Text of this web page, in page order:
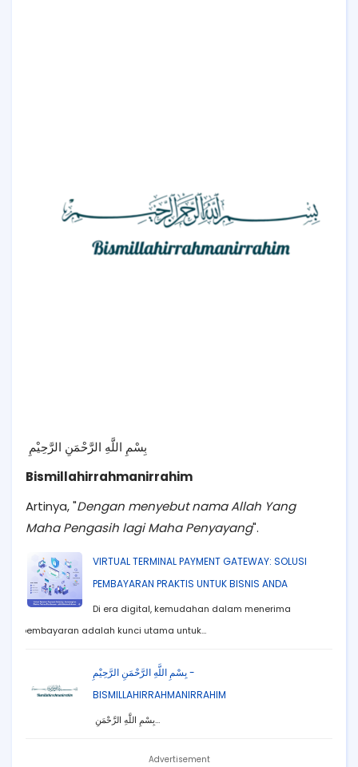
بِسْمِ اللَّهِ الرَّحْمَنِ الرَّحِيْمِ
Bismillahirrahmanirrahim
Artinya, "Dengan menyebut nama Allah Yang
Maha Pengasih lagi Maha Penyayang".
VIRTUAL TERMINAL PAYMENT GATEWAY: SOLUSI
PEMBAYARAN PRAKTIS UNTUK BISNIS ANDA
Di era digital, kemudahan dalam menerima
pembayaran adalah kunci utama untuk…
بِسْمِ اللَّهِ الرَّحْمَنِ الرَّحِيْمِ -
BISMILLAHIRRAHMANIRRAHIM
بِسْمِ اللَّهِ الرَّحْمَنِ…
Advertisement